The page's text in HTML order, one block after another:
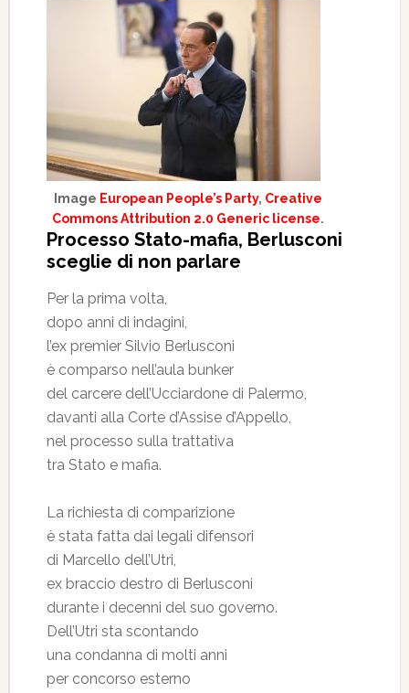
Image European People’s Party, Creative
Commons Attribution 2.0 Generic license.
Processo Stato-mafia, Berlusconi
sceglie di non parlare
Per la prima volta,
dopo anni di indagini,
l’ex premier Silvio Berlusconi
è comparso nell’aula bunker
del carcere dell’Ucciardone di Palermo,
davanti alla Corte d’Assise d’Appello,
nel processo sulla trattativa
tra Stato e mafia.
La richiesta di comparizione
è stata fatta dai legali difensori
di Marcello dell’Utri,
ex braccio destro di Berlusconi
durante i decenni del suo governo.
Dell’Utri sta scontando
una condanna di molti anni
per concorso esterno